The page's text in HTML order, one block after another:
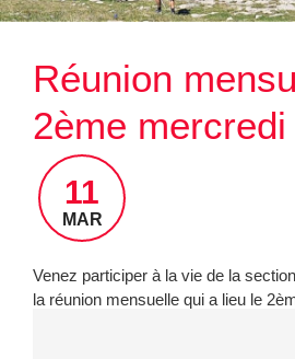
sportives
Réunion
2ème
11
MAR
Venez participer à la vie de la
la réunion mensuelle qui a lieu le